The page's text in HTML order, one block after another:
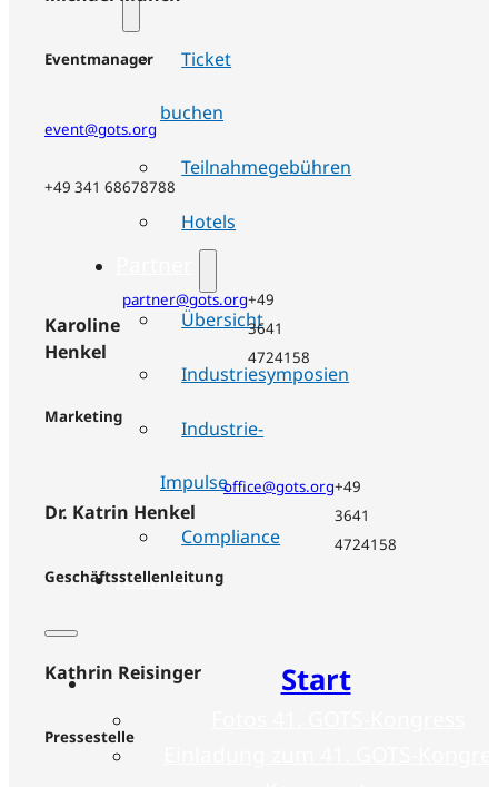
Ticket
buchen
Teilnahmegebühren
Hotels
Übersicht
Industriesymposien
Industrie-
Impulse
Compliance
Kontakt
Start
Eventmanager
event@gots.org
+49 341 68678788
Karoline
Henkel
Marketing
partner@gots.org+49
3641
4724158
Dr. Katrin Henkel
Geschäftsstellenleitung
office@gots.org+49
3641
4724158
Kathrin Reisinger
Pressestelle